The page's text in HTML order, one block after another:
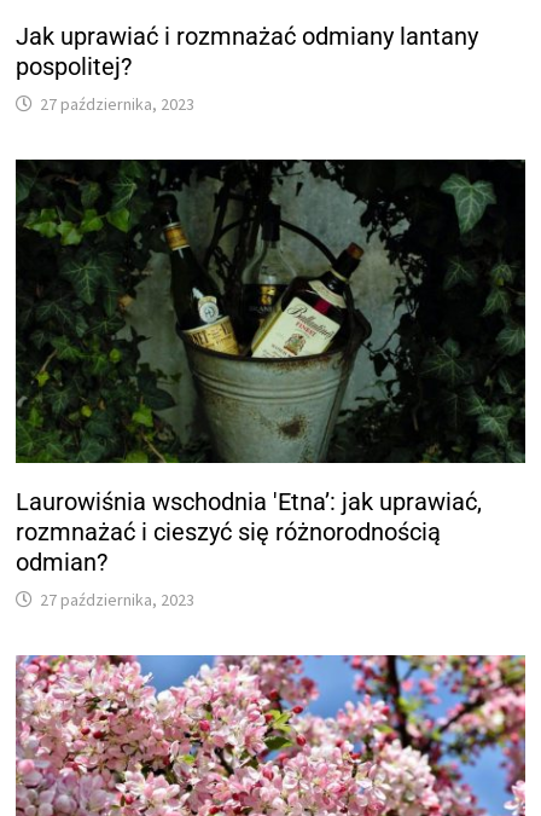
Jak uprawiać i rozmnażać odmiany lantany
pospolitej?
27 października, 2023
Laurowiśnia wschodnia 'Etna’: jak uprawiać,
rozmnażać i cieszyć się różnorodnością
odmian?
27 października, 2023